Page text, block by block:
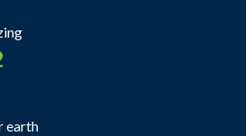
earth